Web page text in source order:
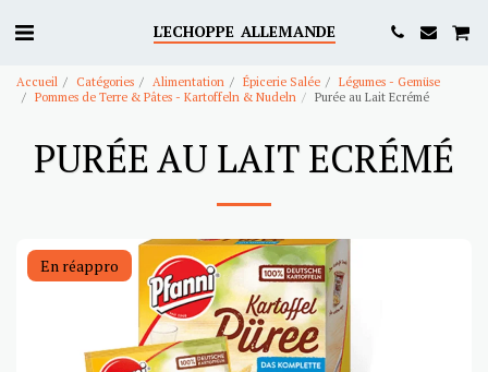
L'ECHOPPE ALLEMANDE
Accueil Catégories Alimentation Épicerie Salée
Légumes - Gemüse
Pommes de Terre & Pâtes - Kartoffeln & Nudeln
Purée au Lait Ecrémé
PURÉE AU LAIT ECRÉMÉ
En réappro